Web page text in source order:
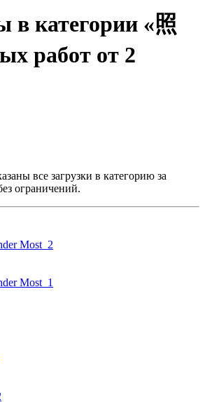
в категории «照
работ от 2
все загрузки в категорию за
ограничений.
Most_2
Most_1